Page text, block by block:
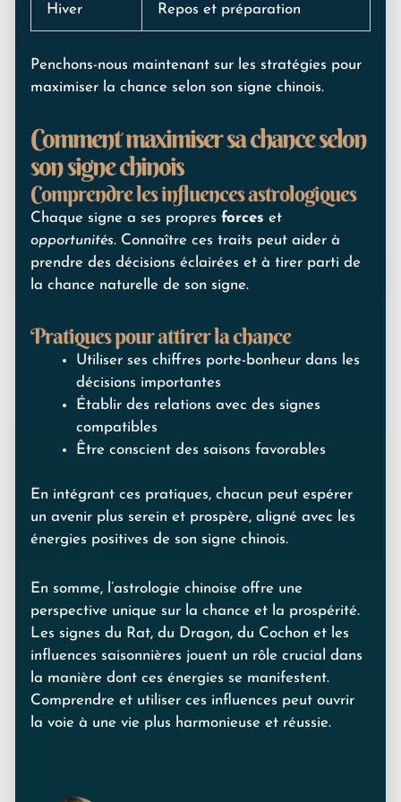
Hiver Repos et préparation
Penchons-nous maintenant sur les stratégies pour
maximiser la chance selon son signe chinois.
Comment maximiser sa chance selon
son signe chinois
Comprendre les influences astrologiques
Chaque signe a ses propres forces et
opportunités. Connaître ces traits peut aider à
prendre des décisions éclairées et à tirer parti de
la chance naturelle de son signe.
Pratiques pour attirer la chance
Utiliser ses chiffres porte-bonheur dans les
décisions importantes
Établir des relations avec des signes
compatibles
Être conscient des saisons favorables
En intégrant ces pratiques, chacun peut espérer
un avenir plus serein et prospère, aligné avec les
énergies positives de son signe chinois.
En somme, l’astrologie chinoise offre une
perspective unique sur la chance et la prospérité.
Les signes du Rat, du Dragon, du Cochon et les
influences saisonnières jouent un rôle crucial dans
la manière dont ces énergies se manifestent.
Comprendre et utiliser ces influences peut ouvrir
la voie à une vie plus harmonieuse et réussie.